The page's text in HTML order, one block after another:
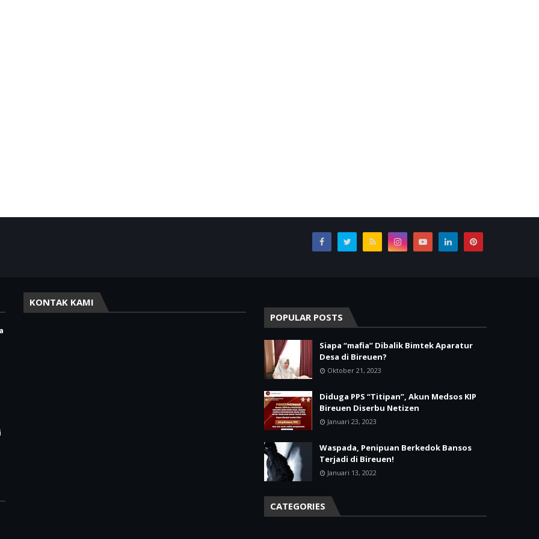
KONTAK KAMI
POPULAR POSTS
Siapa “mafia” Dibalik Bimtek Aparatur
Desa di Bireuen?
Oktober 21, 2023
Diduga PPS “Titipan”, Akun Medsos KIP
Bireuen Diserbu Netizen
Januari 23, 2023
Waspada, Penipuan Berkedok Bansos
Terjadi di Bireuen!
Januari 13, 2022
CATEGORIES